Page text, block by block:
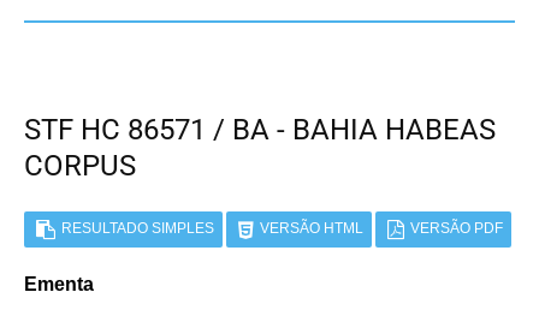
STF HC 86571 / BA - BAHIA HABEAS
CORPUS
RESULTADO SIMPLES VERSÃO HTML VERSÃO PDF
Ementa